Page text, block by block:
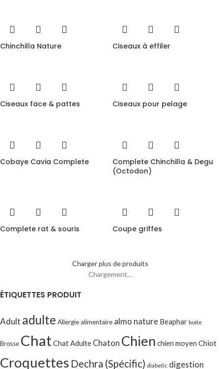
Chinchilla Nature Ciseaux à effiler
Ciseaux face & pattes Ciseaux pour pelage
Cobaye Cavia Complete
Complete Chinchilla & Degu
(Octodon)
Complete rat & souris Coupe griffes
Charger plus de produits
Chargement…
ÉTIQUETTES PRODUIT
Adult adulte Allergie alimentaire almo nature Beaphar boite
Brosse ChatChat Adulte Chaton Chien chien moyen Chiot
Croquettes Dechra (Spécific) diabetic digestion